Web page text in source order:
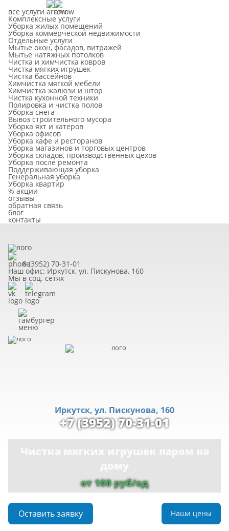
все услуги
Комплексные услуги
Уборка жилых помещений
Уборка коммерческой недвижимости
Отдельные услуги
Мытье окон, фасадов, витражей
Мытье натяжных потолков
Чистка и химчистка ковров
Чистка мягких игрушек
Чистка бассейнов
Химчистка мягкой мебели
Химчистка жалюзи и штор
Чистка кухонной техники
Полировка и чистка полов
Уборка снега
Вывоз строительного мусора
Уборка яхт и катеров
Уборка офисов
Уборка кафе и ресторанов
Уборка магазинов и торговых центров
Уборка складов, производственных цехов
Уборка после ремонта
Поддерживающая уборка
Генеральная уборка
Уборка квартир
% акции
отзывы
обратная связь
блог
контакты
8 (3952) 70-31-01
Наш офис: Иркутск, ул. Пискунова, 160
Мы в соц. сетях
Иркутск, ул. Пискунова, 160
+7 (3952) 70-31-01
от 100 руб/ед
Оставить заявку Наши цены